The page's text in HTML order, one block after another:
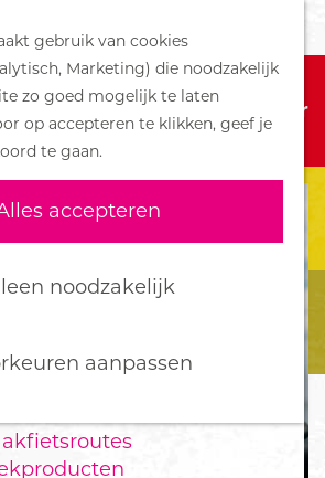
gebruik van cookies
Marketing) die noodzakelijk
zo goed mogelijk te laten
op accepteren te klikken, geef je
te gaan.
accepteren
noodzakelijk
aanpassen
activiteit is niet meer
het
actuele aanbod
voor
opties.